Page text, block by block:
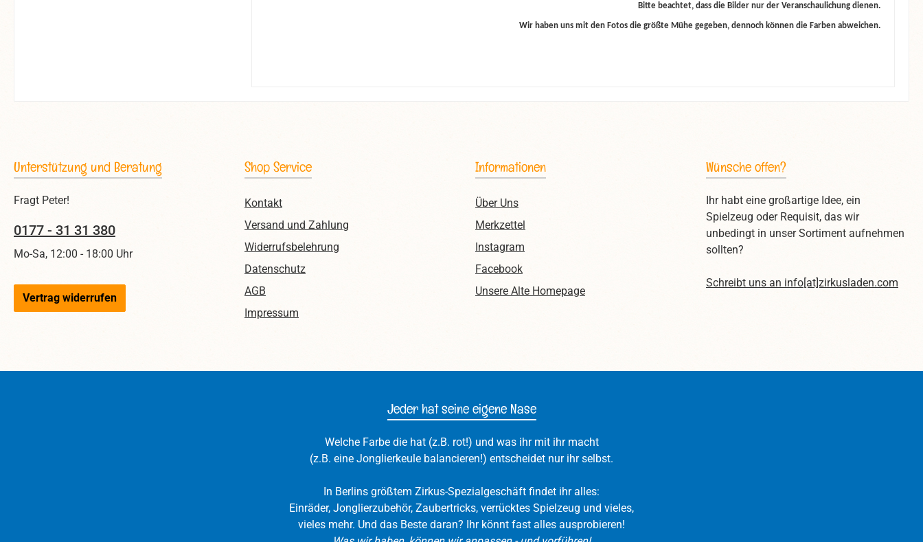
Bitte beachtet, dass die Bilder nur der Veranschaulichung dienen.
Wir haben uns mit den Fotos die größte Mühe gegeben, dennoch können die Farben abweichen.
Unterstützung und Beratung
Fragt Peter!
0177 - 31 31 380
Mo-Sa, 12:00 - 18:00 Uhr
Vertrag widerrufen
Shop Service
Kontakt
Versand und Zahlung
Widerrufsbelehrung
Datenschutz
AGB
Impressum
Informationen
Über Uns
Merkzettel
Instagram
Facebook
Unsere Alte Homepage
Wünsche offen?
Ihr habt eine großartige Idee, ein
Spielzeug oder Requisit, das wir
unbedingt in unser Sortiment aufnehmen
sollten?
Schreibt uns an info[at]zirkusladen.com
Jeder hat seine eigene Nase
Welche Farbe die hat (z.B. rot!) und was ihr mit ihr macht
(z.B. eine Jonglierkeule balancieren!) entscheidet nur ihr selbst.
In Berlins größtem Zirkus-Spezialgeschäft findet ihr alles:
Einräder, Jonglierzubehör, Zaubertricks, verrücktes Spielzeug und vieles,
vieles mehr. Und das Beste daran? Ihr könnt fast alles ausprobieren!